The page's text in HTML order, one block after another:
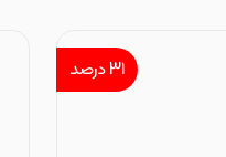
۳۱درصد